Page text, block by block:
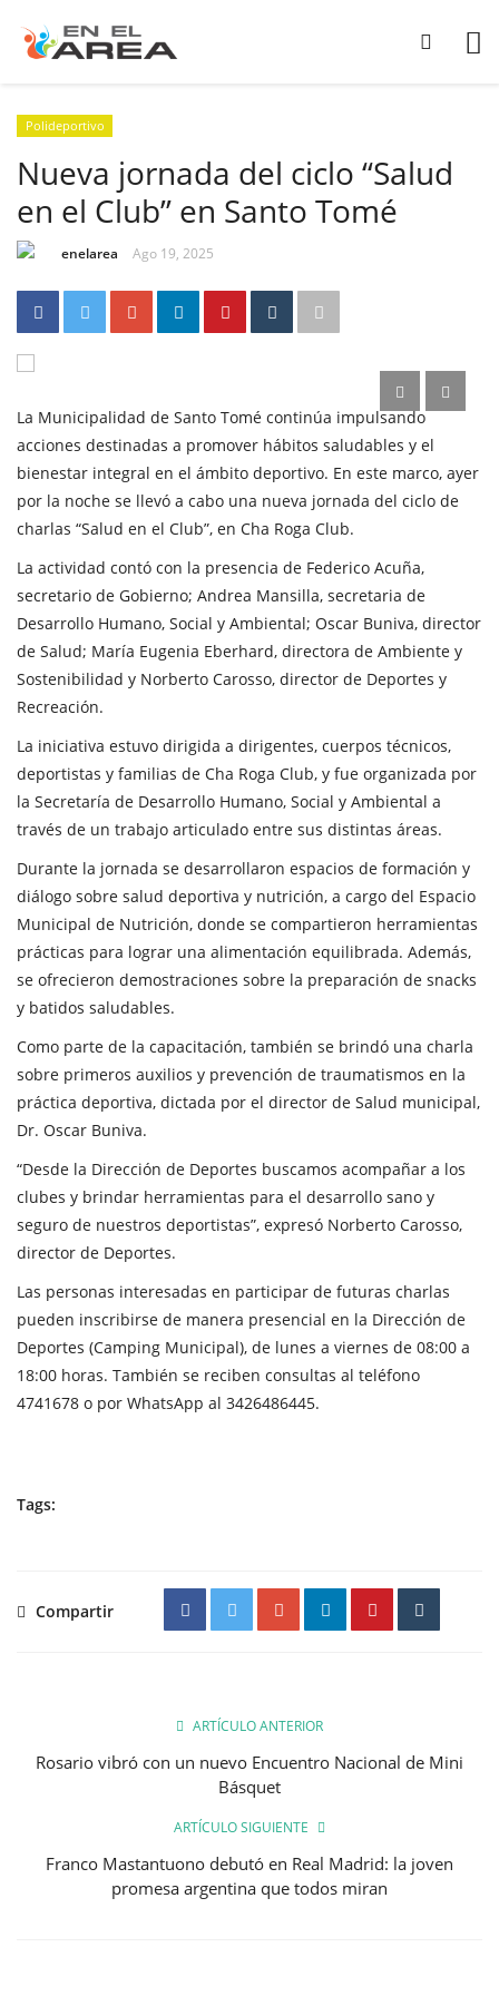
Polideportivo
Nueva jornada del ciclo “Salud
en el Club” en Santo Tomé
enelarea Ago 19, 2025
La Municipalidad de Santo Tomé continúa impulsando
acciones destinadas a promover hábitos saludables y el
bienestar integral en el ámbito deportivo. En este marco, ayer
por la noche se llevó a cabo una nueva jornada del ciclo de
charlas “Salud en el Club”, en Cha Roga Club.
La actividad contó con la presencia de Federico Acuña,
secretario de Gobierno; Andrea Mansilla, secretaria de
Desarrollo Humano, Social y Ambiental; Oscar Buniva, director
de Salud; María Eugenia Eberhard, directora de Ambiente y
Sostenibilidad y Norberto Carosso, director de Deportes y
Recreación.
La iniciativa estuvo dirigida a dirigentes, cuerpos técnicos,
deportistas y familias de Cha Roga Club, y fue organizada por
la Secretaría de Desarrollo Humano, Social y Ambiental a
través de un trabajo articulado entre sus distintas áreas.
Durante la jornada se desarrollaron espacios de formación y
diálogo sobre salud deportiva y nutrición, a cargo del Espacio
Municipal de Nutrición, donde se compartieron herramientas
prácticas para lograr una alimentación equilibrada. Además,
se ofrecieron demostraciones sobre la preparación de snacks
y batidos saludables.
Como parte de la capacitación, también se brindó una charla
sobre primeros auxilios y prevención de traumatismos en la
práctica deportiva, dictada por el director de Salud municipal,
Dr. Oscar Buniva.
“Desde la Dirección de Deportes buscamos acompañar a los
clubes y brindar herramientas para el desarrollo sano y
seguro de nuestros deportistas”, expresó Norberto Carosso,
director de Deportes.
Las personas interesadas en participar de futuras charlas
pueden inscribirse de manera presencial en la Dirección de
Deportes (Camping Municipal), de lunes a viernes de 08:00 a
18:00 horas. También se reciben consultas al teléfono
4741678 o por WhatsApp al 3426486445.
Tags:
Compartir
ARTÍCULO ANTERIOR
Rosario vibró con un nuevo Encuentro Nacional de Mini
Básquet
ARTÍCULO SIGUIENTE
Franco Mastantuono debutó en Real Madrid: la joven
promesa argentina que todos miran